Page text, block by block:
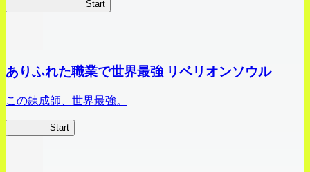
Start
ありふれた職業で世界最強 リベリオンソウル
この錬成師、世界最強。
Start